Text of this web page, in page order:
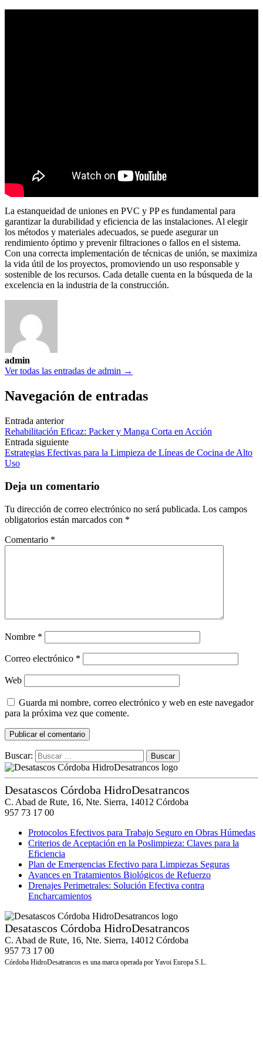
La estanqueidad de uniones en PVC y PP es fundamental para
garantizar la durabilidad y eficiencia de las instalaciones. Al elegir
los métodos y materiales adecuados, se puede asegurar un
rendimiento óptimo y prevenir filtraciones o fallos en el sistema.
Con una correcta implementación de técnicas de unión, se maximiza
la vida útil de los proyectos, promoviendo un uso responsable y
sostenible de los recursos. Cada detalle cuenta en la búsqueda de la
excelencia en la industria de la construcción.
admin
Ver todas las entradas de admin →
Navegación de entradas
Entrada anterior
Rehabilitación Eficaz: Packer y Manga Corta en Acción
Entrada siguiente
Estrategias Efectivas para la Limpieza de Líneas de Cocina de Alto
Uso
Deja un comentario
Tu dirección de correo electrónico no será publicada. Los campos
obligatorios están marcados con *
Comentario *
Nombre *
Correo electrónico *
Web
Guarda mi nombre, correo electrónico y web en este navegador
para la próxima vez que comente.
Buscar:
Desatascos Córdoba HidroDesatrancos
C. Abad de Rute, 16, Nte. Sierra, 14012 Córdoba
957 73 17 00
Protocolos Efectivos para Trabajo Seguro en Obras Húmedas
Criterios de Aceptación en la Poslimpieza: Claves para la
Eficiencia
Plan de Emergencias Efectivo para Limpiezas Seguras
Avances en Tratamientos Biológicos de Refuerzo
Drenajes Perimetrales: Solución Efectiva contra
Encharcamientos
Desatascos Córdoba HidroDesatrancos
C. Abad de Rute, 16, Nte. Sierra, 14012 Córdoba
957 73 17 00
Córdoba HidroDesatrancos es una marca operada por Yavoi Europa S.L.